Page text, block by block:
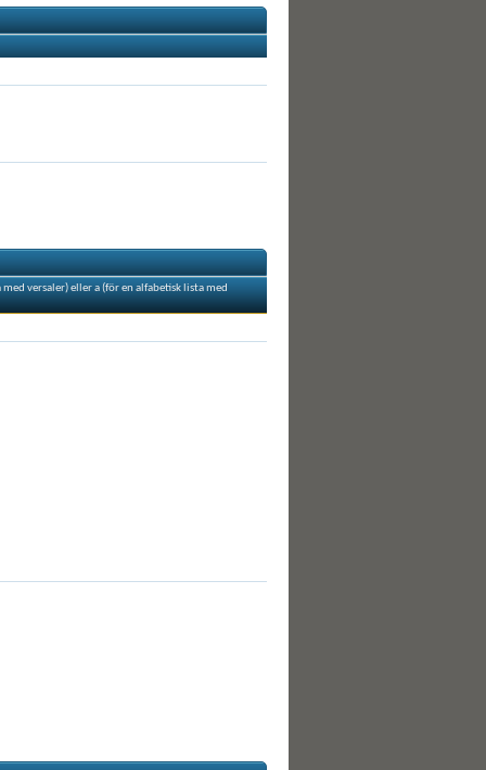
versaler) eller a (för en alfabetisk lista med